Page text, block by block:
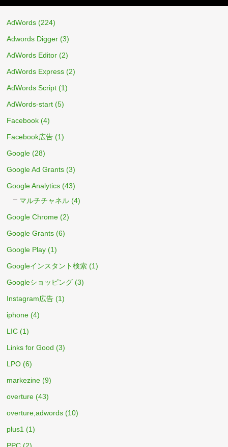
AdWords (224)
Adwords Digger (3)
AdWords Editor (2)
AdWords Express (2)
AdWords Script (1)
AdWords-start (5)
Facebook (4)
Facebook広告 (1)
Google (28)
Google Ad Grants (3)
Google Analytics (43)
マルチチャネル (4)
Google Chrome (2)
Google Grants (6)
Google Play (1)
Googleインスタント検索 (1)
Googleショッピング (3)
Instagram広告 (1)
iphone (4)
LIC (1)
Links for Good (3)
LPO (6)
markezine (9)
overture (43)
overture,adwords (10)
plus1 (1)